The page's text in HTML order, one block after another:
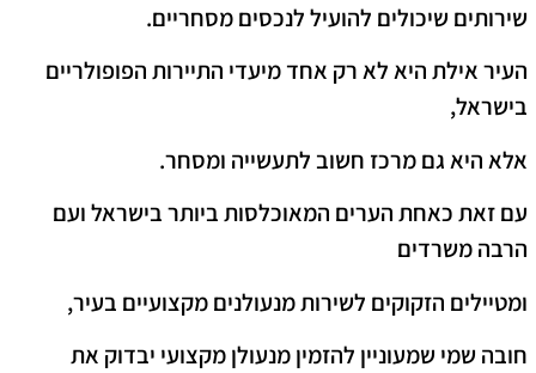
שירותים שיכולים להועיל לנכסים מסחריים.
העיר אילת היא לא רק אחד מיעדי התיירות הפופולריים
בישראל,
אלא היא גם מרכז חשוב לתעשייה ומסחר.
עם זאת כאחת הערים המאוכלסות ביותר בישראל ועם
הרבה משרדים
ומטיילים הזקוקים לשירות מנעולנים מקצועיים בעיר,
חובה שמי שמעוניין להזמין מנעולן מקצועי יבדוק את